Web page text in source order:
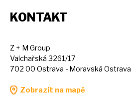
KONTAKT
Z + M Group
Valchařská 3261/17
702 00 Ostrava - Moravská Ostrava
Zobrazit na mapě